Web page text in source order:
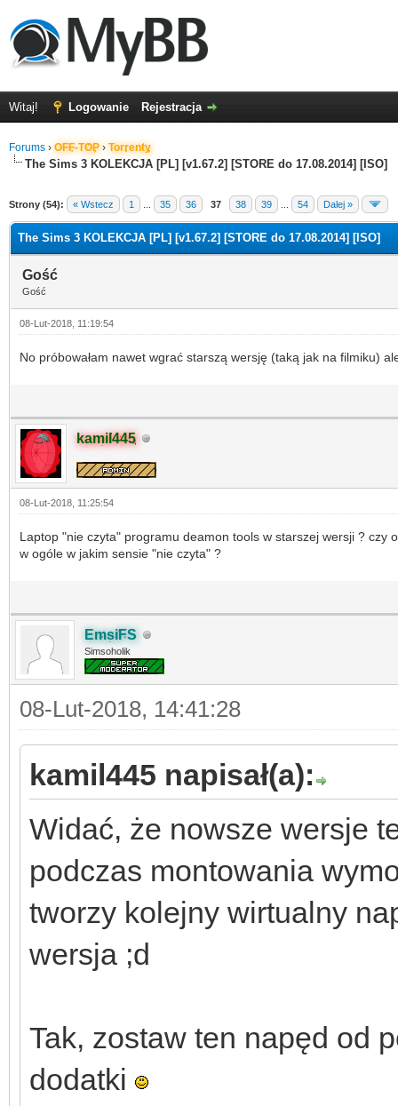
Witaj! Logowanie Rejestracja
Forums › OFF-TOP › Torrenty
The Sims 3 KOLEKCJA [PL] [v1.67.2] [STORE do 17.08.2014] [ISO]
Strony (54): « Wstecz 1 35 36 37 38 39 54 Dalej »
The Sims 3 KOLEKCJA [PL] [v1.67.2] [STORE do 17.08.2014] [ISO]
Gość
Gość
08-Lut-2018, 11:19:54
No próbowałam nawet wgrać starszą wersję (taką jak na filmiku)
kamil445
08-Lut-2018, 11:25:54
Laptop "nie czyta" programu deamon tools w starszej wersji ? czy
w ogóle w jakim sensie "nie czyta" ?
EmsiFS
Simsoholik
08-Lut-2018, 14:41:28
kamil445 napisał(a):
Widać, że nowsze wersje
podczas montowania
tworzy kolejny wirtualny
wersja ;d
Tak, zostaw ten napęd od
dodatki